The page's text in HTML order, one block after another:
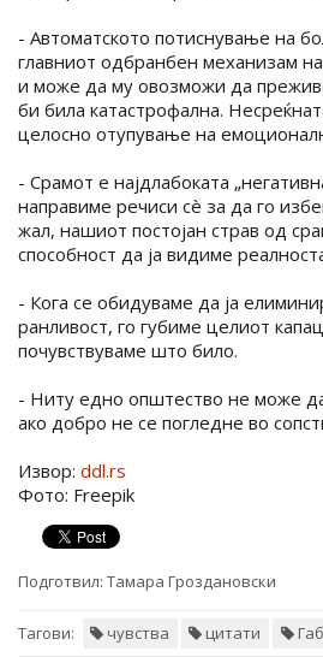
- Автоматското потиснување на
главниот одбранбен механизам
и може да му овозможи да
би била катастрофална.
целосно отупување на
- Срамот е најдлабоката
направиме речиси сè за да го
жал, нашиот постојан страв од
способност да ја видиме
- Кога се обидуваме да ја
ранливост, го губиме целиот
почувствуваме што било.
- Ниту едно општество не може
ако добро не се погледне во
Извор: ddl.rs
Фото: Freepik
Подготвил: Тамара Гроздановски
Тагови: чувства цитати